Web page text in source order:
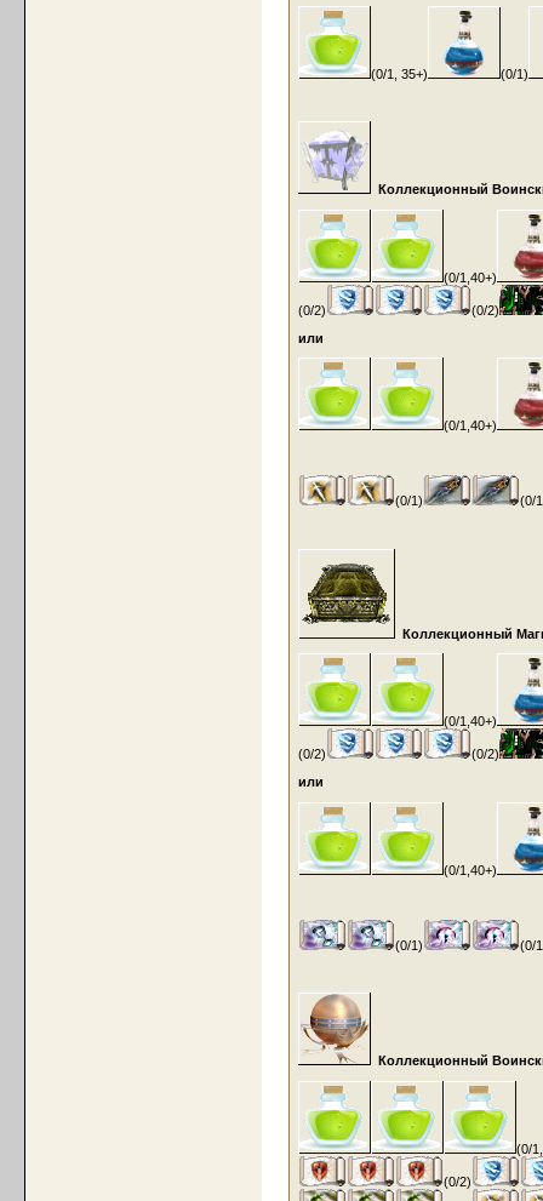
(0/1, 35+) (0/1)
Коллекционный
(0/1,40+)
(0/2)
(0/2)
или
(0/1,40+)
(0/1) (0/
Коллекционный
(0/1,40+)
(0/2)
(0/2)
или
(0/1,40+)
(0/1) (0/
Коллекционный
(0/
(0/2)